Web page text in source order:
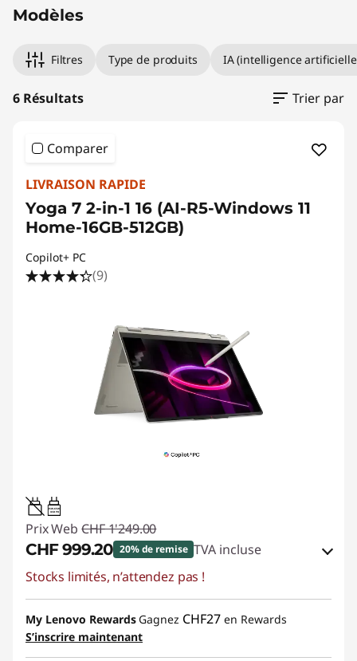
Modèles
Filtres Type de produits IA (intelligence
6 Résultats Trier par
Comparer
LIVRAISON RAPIDE
Yoga 7 2-in-1 16 (AI-R5-Windows 11
Home-16GB-512GB)
Copilot+ PC
(9)
45W-65W
USB PD
Prix Web CHF 1'249.00
CHF 999.20 20% de remise TVA incluse
Bons de réduction en ligne :
Code de réduction :SALES
Stocks limités, n’attendez pas !
My Lenovo Rewards Gagnez CHF27 en Rewards
S’inscrire maintenant